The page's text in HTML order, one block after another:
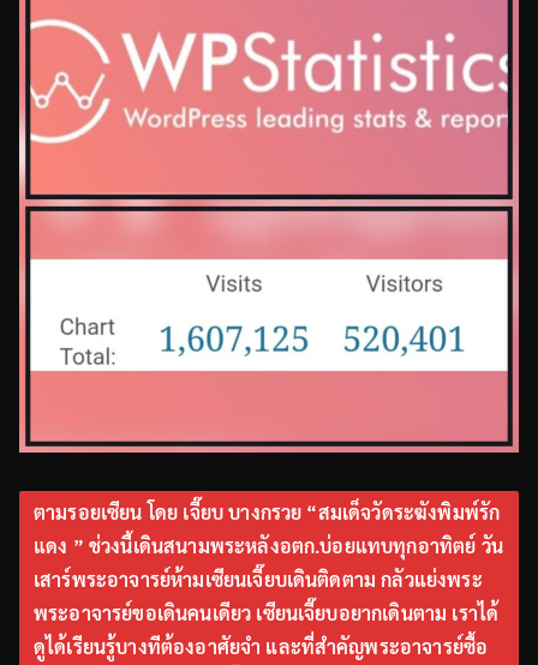
ตามรอยเซียน โดย เจี๊ยบ บางกรวย “สมเด็จวัดระฆังพิมพ์รัก
แดง ” ช่วงนี้เดินสนามพระหลังอตก.บ่อยแทบทุกอาทิตย์ วัน
เสาร์พระอาจารย์ห้ามเซียนเจี๊ยบเดินติดตาม กลัวแย่งพระ
พระอาจารย์ขอเดินคนเดียว เซียนเจี๊ยบอยากเดินตาม เราได้
ดูได้เรียนรู้บางทีต้องอาศัยจำ และที่สำคัญพระอาจารย์ซื้อ